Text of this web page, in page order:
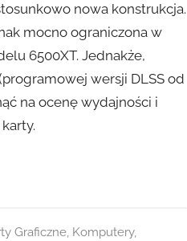
nowa konstrukcja.
mocno ograniczona w
6500XT. Jednakże,
wersji DLSS od
na ocenę wydajności i
Graficzne, Komputery,